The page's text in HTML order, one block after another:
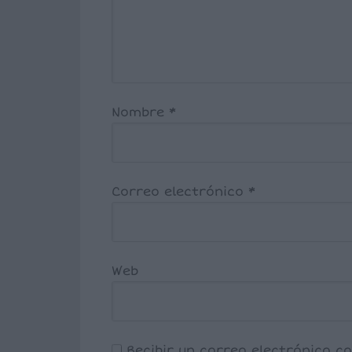
Nombre *
Correo electrónico *
Web